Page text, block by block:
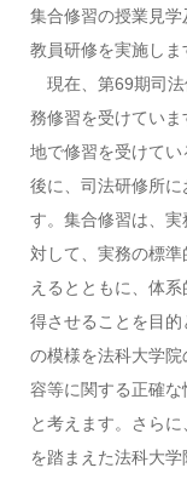
集合修習の授業見
教員研修を実施しま
現在、第69期司法
務修習を受けてい
地で修習を受けて
後に、司法研修所
す。集合修習は、
対して、実務の標
えるとともに、体
得させることを目
の模様を法科大学
容等に関する正確
と考えます。さら
を踏まえた法科大